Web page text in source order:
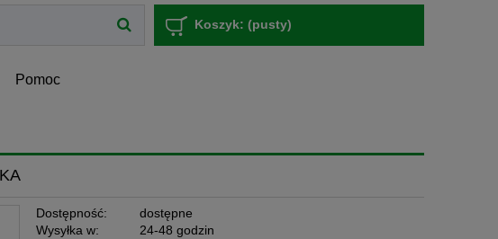
Koszyk: (pusty)
Pomoc
Dostępność:
dostępne
Wysyłka w:
24-48 godzin